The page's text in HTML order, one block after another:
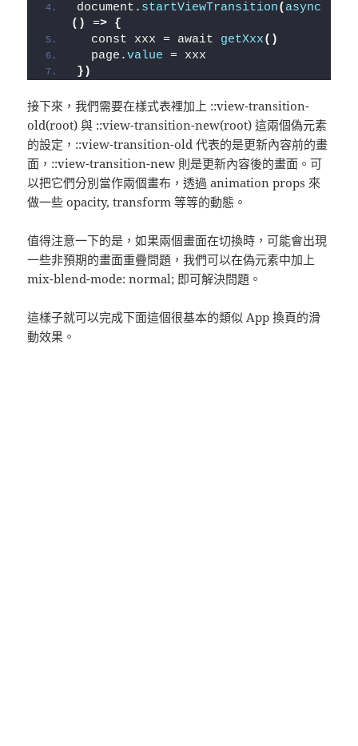
document. startViewTransition( async
()
=> {
  const xxx = await
getXxx()
  page.
value = xxx
})
接下來，我們需要在樣式表裡加上 ::view-transition-
old(root) 與 ::view-transition-new(root) 這兩個偽元素
的設定，::view-transition-old 代表的是更新內容前的畫
面，::view-transition-new 則是更新內容後的畫面。可
以把它們分別當作兩個畫布，透過 animation props 來
做一些 opacity, transform 等等的動態。
值得注意一下的是，如果兩個畫面在切換時，可能會出現
一些非預期的畫面重疊問題，我們可以在偽元素中加上
mix-blend-mode: normal; 即可解決問題。
這樣子就可以完成下面這個很基本的類似 App 換頁的滑
動效果。